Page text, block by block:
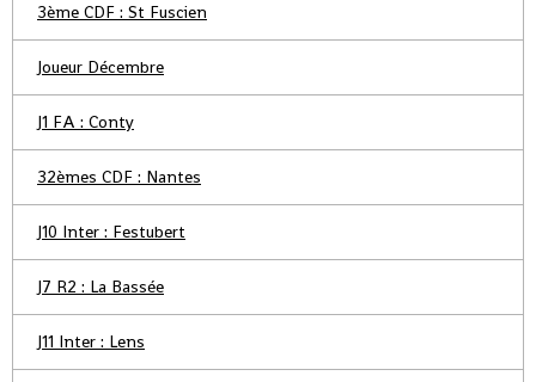
3ème CDF : St Fuscien
Joueur Décembre
J1 FA : Conty
32èmes CDF : Nantes
J10 Inter : Festubert
J7 R2 : La Bassée
J11 Inter : Lens